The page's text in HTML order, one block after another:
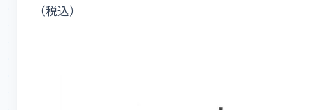
（税込）